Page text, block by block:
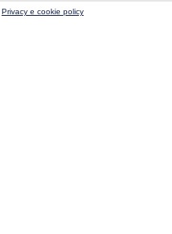
Privacy e cookie policy